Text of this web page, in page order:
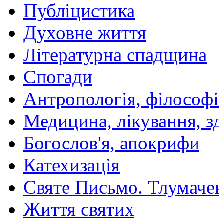
Публіцистика
Духовне життя
Літературна спадщина
Спогади
Антропологія,
Медицина, лікування,
Богослов'я, апокрифи
Катехизація
Святе Письмо.
Життя святих